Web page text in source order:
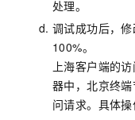
处理。
调试成功后，
100%。
上海客户端的
器中，北京终
问请求。具体